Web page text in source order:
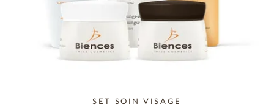
SET SOIN VISAGE